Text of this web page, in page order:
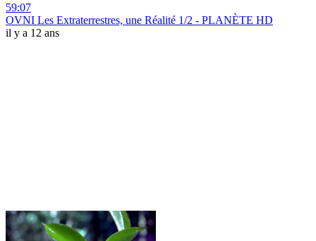
59:07
OVNI Les Extraterrestres, une Réalité 1/2 - PLANÈTE HD
il y a 12 ans